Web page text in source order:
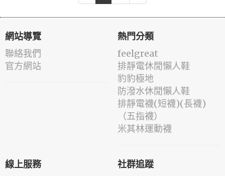
網站導覽
聯絡我們
官方網站
熱門分類
feelgreat
排靜電休閒懶人鞋
豹豹極地
防潑水休閒懶人鞋
排靜電襪(短襪)(長襪)
（五指襪）
米其林運動襪
線上服務 社群追蹤